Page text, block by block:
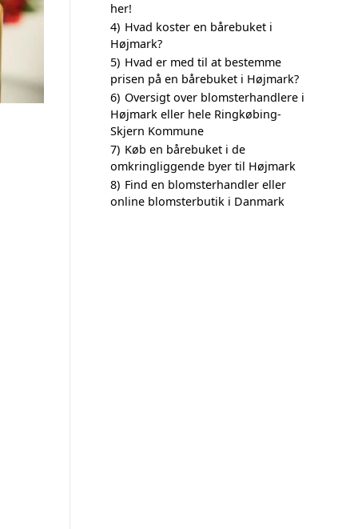
her!
4) Hvad koster en bårebuket i
Højmark?
5) Hvad er med til at bestemme
prisen på en bårebuket i Højmark?
6) Oversigt over blomsterhandlere i
Højmark eller hele Ringkøbing-
Skjern Kommune
7) Køb en bårebuket i de
omkringliggende byer til Højmark
8) Find en blomsterhandler eller
online blomsterbutik i Danmark